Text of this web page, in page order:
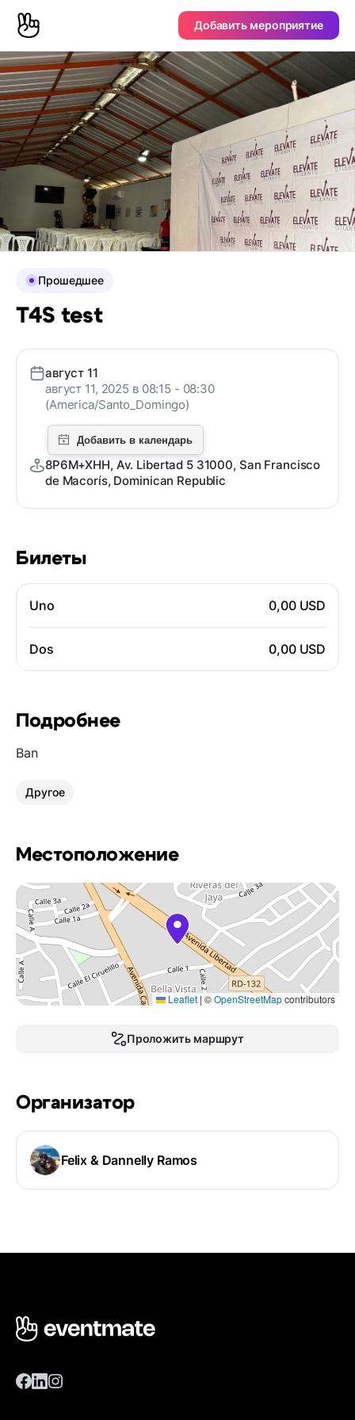
Добавить мероприятие
Билеты
Uno 0,00 USD
Dos 0,00 USD
Подробнее
Ban
Другое
Местоположение
Leaflet | ©OpenStreetMapcontributors
Проложить маршрут
Организатор
Felix & Dannelly Ramos
Прошедшее
T4S test
август 11
август 11, 2025 в 08:15 - 08:30
(America/Santo_Domingo)
8P6M+XHH, Av. Libertad 5 31000, San Francisco
de Macorís, Dominican Republic